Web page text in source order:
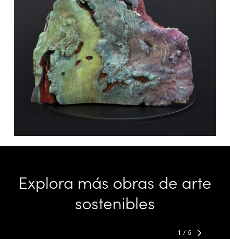
Explora más obras de arte
sostenibles
1/ 6